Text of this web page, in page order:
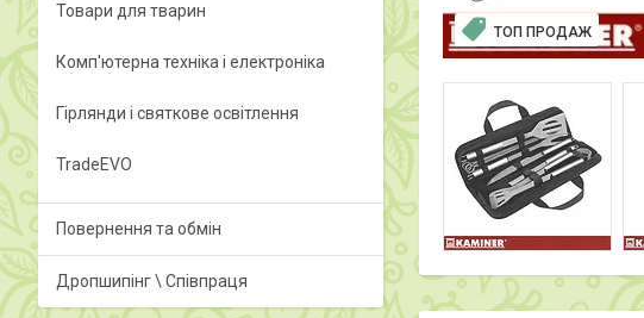
ТОП ПРОДАЖ
Товари для тварин
Комп'ютерна техніка і електроніка
Гірлянди і святкове освітлення
TradeEVO
Повернення та обмін
Дропшипінг \ Співпраця